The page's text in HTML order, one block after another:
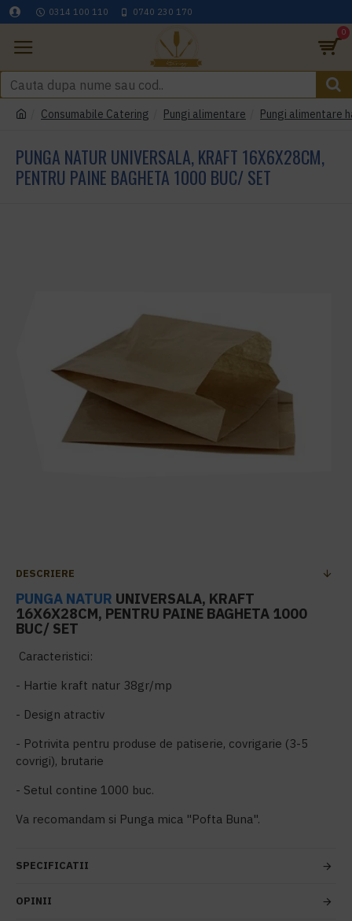
0314 100 110 0740 230 170
0
Consumabile Catering Pungi alimentare Pungi alimentare
PUNGA NATUR UNIVERSALA, KRAFT 16X6X28CM,
PENTRU PAINE BAGHETA 1000 BUC/ SET
DESCRIERE
PUNGA NATUR UNIVERSALA, KRAFT
16X6X28CM, PENTRU PAINE BAGHETA 1000
BUC/ SET
Caracteristici:
- Hartie kraft natur 38gr/mp
- Design atractiv
- Potrivita pentru produse de patiserie, covrigarie (3-5
covrigi), brutarie
- Setul contine 1000 buc.
Va recomandam si Punga mica "Pofta Buna".
SPECIFICATII
OPINII